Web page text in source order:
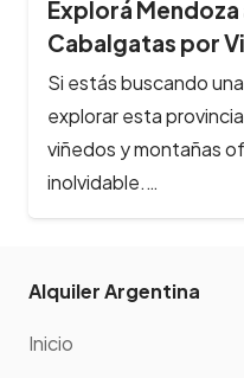
8 Imperdibles
Sierras de
Los ríos y arroyos
principales
y reciben cada
Alquiler Argentina
Inicio